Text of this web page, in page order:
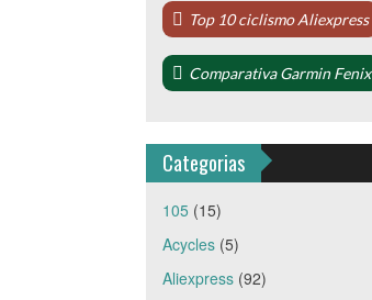
Top 10 ciclismo Aliexpress
Comparativa Garmin Fenix
Categorias
105(15)
Acycles(5)
Aliexpress(92)